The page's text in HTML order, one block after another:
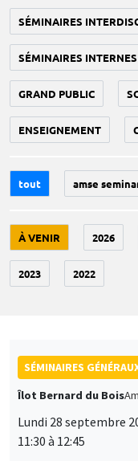
SÉMINAIRES
SÉMINAIRES INTERNES
GRAND PUBLIC
ENSEIGNEMENT
tout amse
À VENIR 2026
2023 2022
SÉMINAIRES
Îlot Bernard du Bois
Lundi 28 septembre
11:30 à 12:45